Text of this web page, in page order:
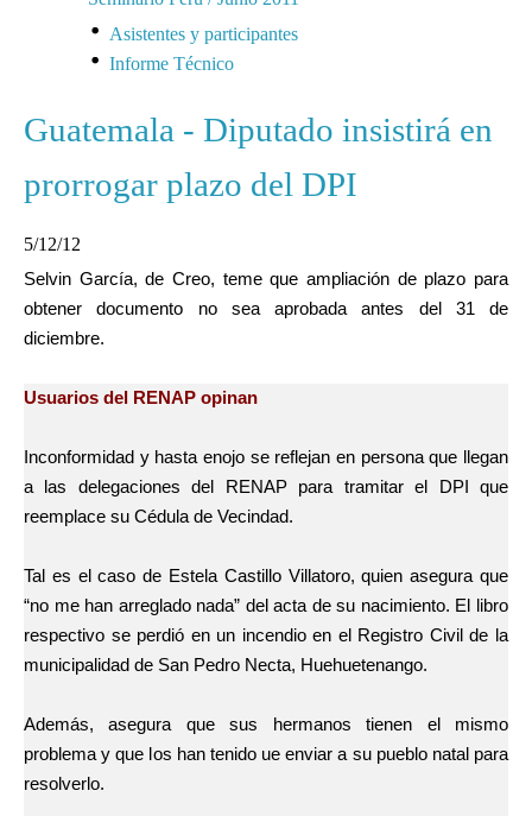
Asistentes y participantes
Informe Técnico
Guatemala - Diputado insistirá en
prorrogar plazo del DPI
5/12/12
Selvin García, de Creo, teme que ampliación de plazo para
obtener documento no sea aprobada antes del 31 de
diciembre.
Usuarios del RENAP opinan
Inconformidad y hasta enojo se reflejan en persona que llegan
a las delegaciones del RENAP para tramitar el DPI que
reemplace su Cédula de Vecindad.
Tal es el caso de Estela Castillo Villatoro, quien asegura que
“no me han arreglado nada” del acta de su nacimiento. El libro
respectivo se perdió en un incendio en el Registro Civil de la
municipalidad de San Pedro Necta, Huehuetenango.
Además, asegura que sus hermanos tienen el mismo
problema y que los han tenido ue enviar a su pueblo natal para
resolverlo.